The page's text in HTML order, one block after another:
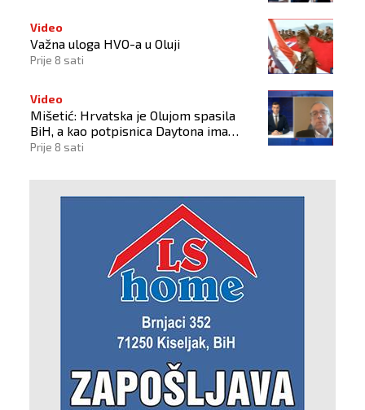
Video
Važna uloga HVO-a u Oluji
Prije 8 sati
Video
Mišetić: Hrvatska je Olujom spasila
BiH, a kao potpisnica Daytona ima
puno pravo štititi hrvatski narod
Prije 8 sati